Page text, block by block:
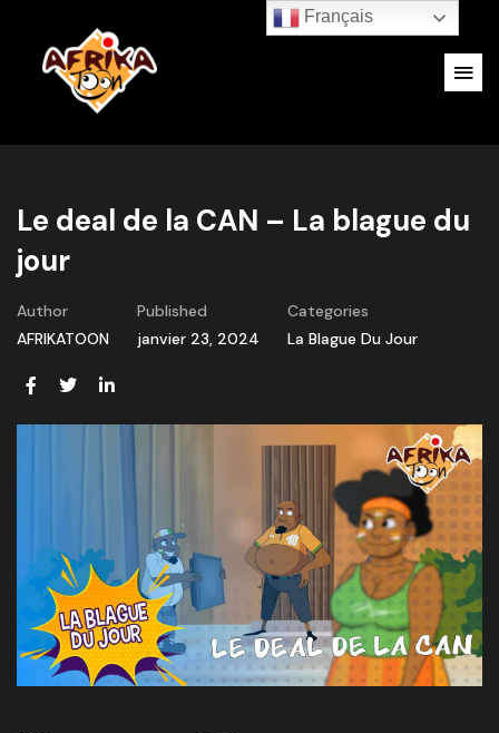
Le deal de la CAN – La blague du
jour
Author
AFRIKATOON
Published
janvier 23, 2024
Categories
La Blague Du Jour
Français